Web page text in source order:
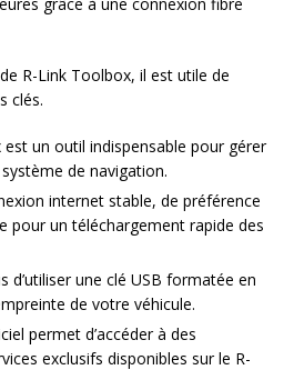
R-Link Toolbox, il est utile de
clés.
est un outil indispensable pour gérer
de navigation.
internet stable, de préférence
pour un téléchargement rapide des
d’utiliser une clé USB formatée en
de votre véhicule.
permet d’accéder à des
exclusifs disponibles sur le R-